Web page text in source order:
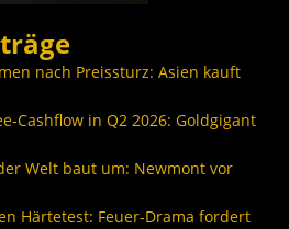
nach Preissturz: Asien kauft
Cashflow in Q2 2026: Goldgigant
Welt baut um: Newmont vor
Härtetest: Feuer-Drama fordert